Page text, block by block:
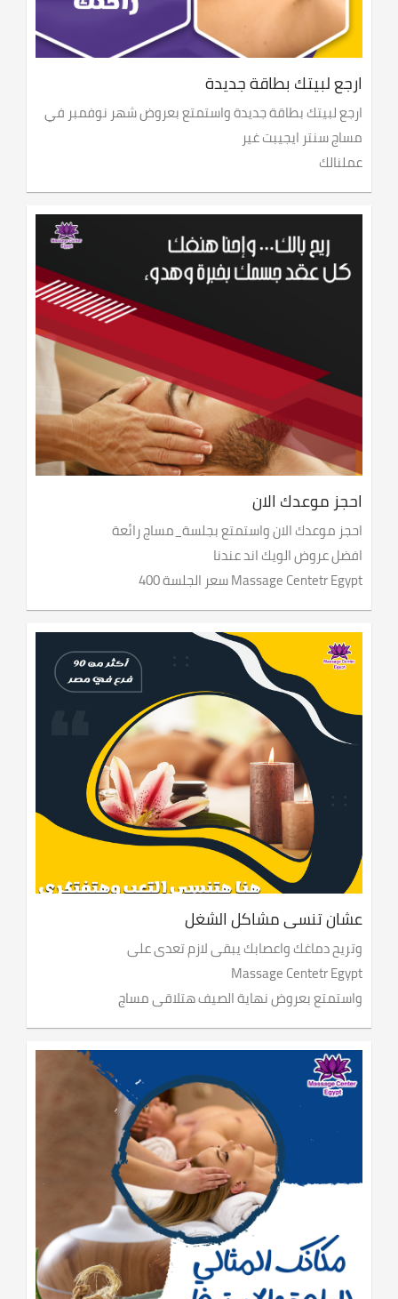
ارجع لبيتك بطاقة جديدة
ارجع لبيتك بطاقة جديدة واستمتع بعروض شهر نوفمبر في
مساج سنتر ايجيبت غير
عملنالك
احجز موعدك الان
احجز موعدك الان واستمتع بجلسة_مساج رائعة
افضل عروض الويك اند عندنا
Massage Centetr Egypt سعر الجلسة 400
عشان تنسى مشاكل الشغل
وتريح دماغك واعصابك يبقى لازم تعدى على
Massage Centetr Egypt
واستمتع بعروض نهاية الصيف هتلاقى مساج